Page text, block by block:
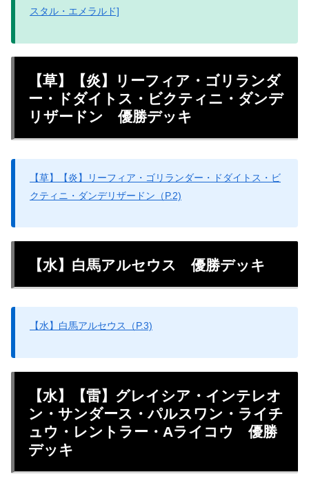
スタル・エメラルド]
【草】【炎】リーフィア・ゴリランダ
ー・ドダイトス・ビクティニ・ダンデ
リザードン 優勝デッキ
【草】【炎】リーフィア・ゴリランダー・ドダイトス・ビ
クティニ・ダンデリザードン（P.2)
【水】白馬アルセウス 優勝デッキ
【水】白馬アルセウス（P.3)
【水】【雷】グレイシア・インテレオ
ン・サンダース・パルスワン・ライチ
ュウ・レントラー・Aライコウ 優勝
デッキ